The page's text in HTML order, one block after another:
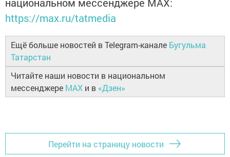
национальном мессенджере MАХ:
https://max.ru/tatmedia
Ещё больше новостей в Telegram-канале Бугульма
Татарстан
Читайте наши новости в национальном
мессенджере MAX и в «Дзен»
Перейти на страницу новости